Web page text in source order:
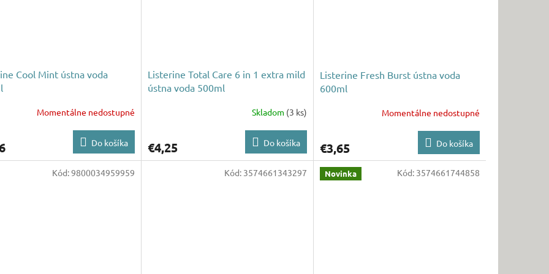
Cool Mint ústna voda
Momentálne nedostupné
Do košíka
Listerine Total Care 6 in 1 extra mild
ústna voda 500ml
Skladom (3 ks)
€4,25 Do košíka
Listerine Fresh Burst ústna voda
600ml
Momentálne nedostupné
€3,65 Do košíka
Kód:9800034959959 Kód: 3574661343297 Novinka Kód: 3574661744858